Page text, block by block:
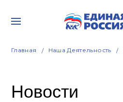
Главная Наша Деятельность
Новости